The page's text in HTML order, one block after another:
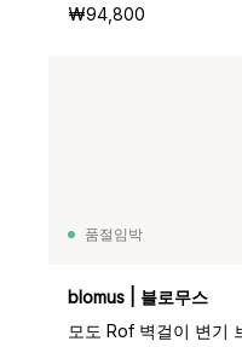
₩94,800
품절임박
blomus | 블로무스